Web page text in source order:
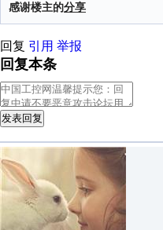
感谢楼主的分享
回复 引用 举报
回复本条
发表回复